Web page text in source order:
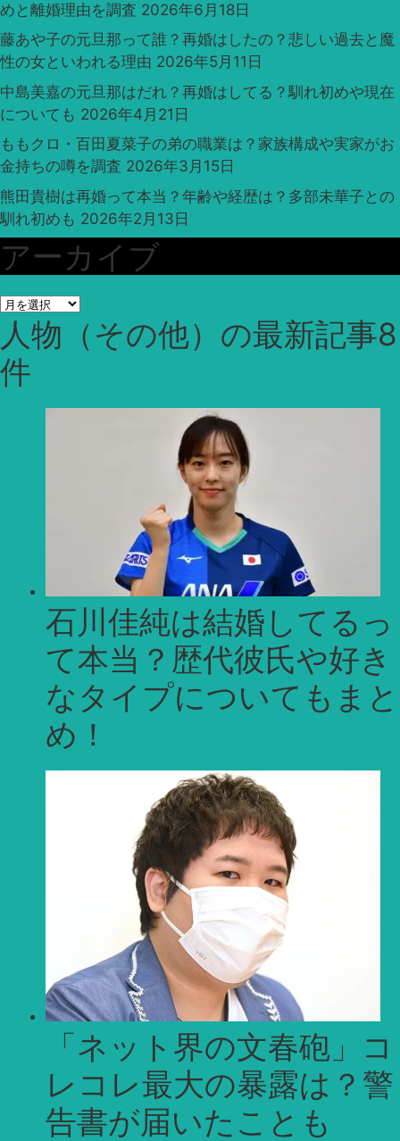
めと離婚理由を調査 2026年6月18日
藤あや子の元旦那って誰？再婚はしたの？悲しい過去と魔
性の女といわれる理由 2026年5月11日
中島美嘉の元旦那はだれ？再婚はしてる？馴れ初めや現在
についても 2026年4月21日
ももクロ・百田夏菜子の弟の職業は？家族構成や実家がお
金持ちの噂を調査 2026年3月15日
熊田貴樹は再婚って本当？年齢や経歴は？多部未華子との
馴れ初めも 2026年2月13日
アーカイブ
ア
ー
カ
イ
ブ
人物（その他） の最新記事8
件
石川佳純は結婚してるっ
て本当？歴代彼氏や好き
なタイプについてもまと
め！
「ネット界の文春砲」コ
レコレ最大の暴露は？警
告書が届いたことも